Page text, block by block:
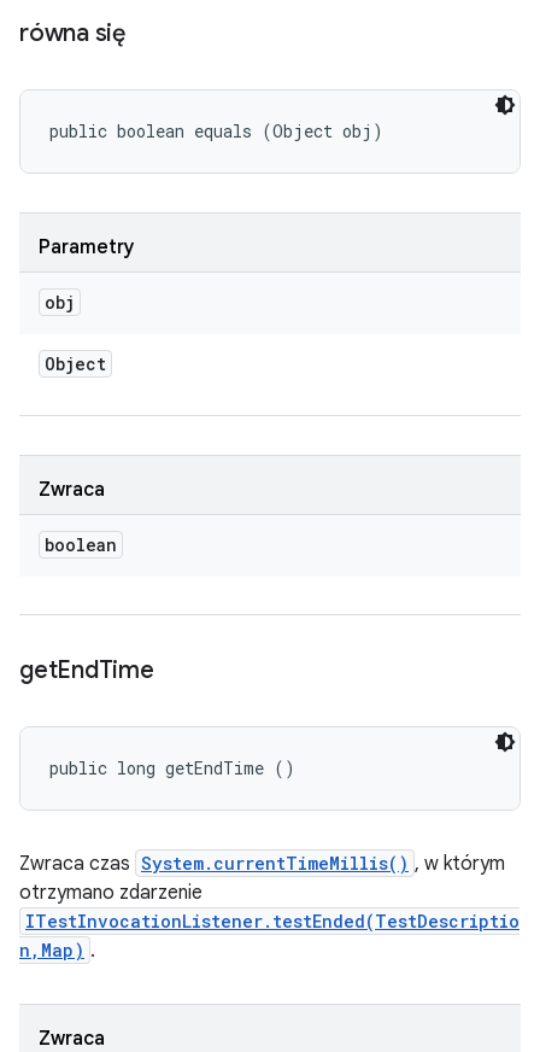
równa się
public boolean equals (Object obj)
Parametry
obj
Object
Zwraca
boolean
getEndTime
public long getEndTime ()
Zwraca czas System.currentTimeMillis() , w którym
otrzymano zdarzenie
ITestInvocationListener.testEnded(TestDescriptio
n,Map) .
Zwraca